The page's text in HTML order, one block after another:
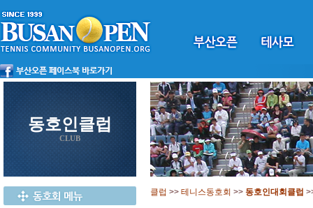
동호인클럽
CLUB
클럽 >> 테니스동호회 >> 동호인대회클럽